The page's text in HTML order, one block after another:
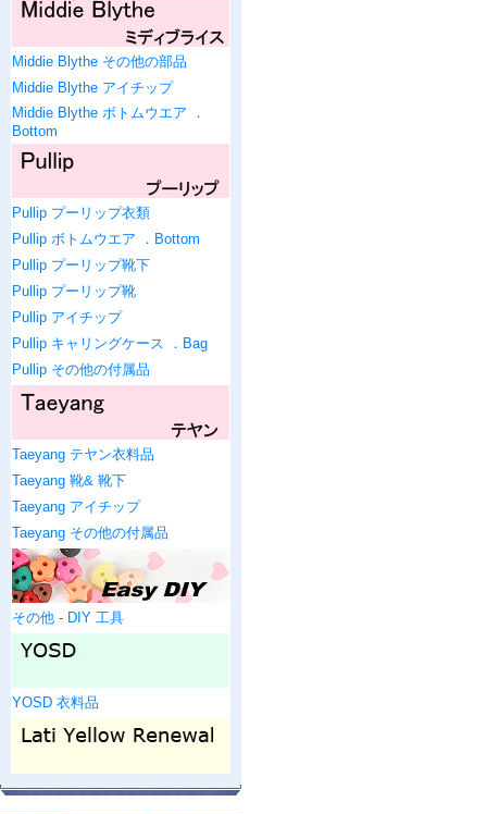
Middie Blythe その他の部品
Middie Blythe アイチップ
Middie Blythe ボトムウエア ．
Bottom
Pullip プーリップ衣類
Pullip ボトムウエア ．Bottom
Pullip プーリップ靴下
Pullip プーリップ靴
Pullip アイチップ
Pullip キャリングケース ．Bag
Pullip その他の付属品
Taeyang テヤン衣料品
Taeyang 靴& 靴下
Taeyang アイチップ
Taeyang その他の付属品
その他 - DIY 工具
YOSD 衣料品